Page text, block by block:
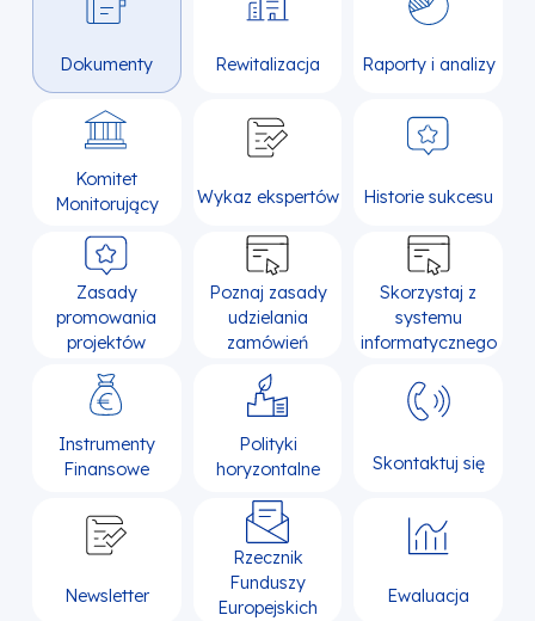
Dokumenty Rewitalizacja Raporty i analizy
Komitet
Monitorujący
Wykaz ekspertów Historie sukcesu
Zasady
promowania
projektów
Poznaj zasady
udzielania
zamówień
Skorzystaj z
systemu
informatycznego
Instrumenty
Finansowe
Polityki
horyzontalne
Skontaktuj się
Newsletter
Rzecznik
Funduszy
Europejskich
Ewaluacja